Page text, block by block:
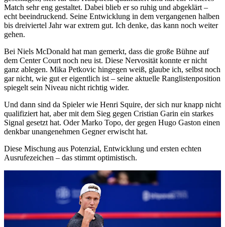
Match sehr eng gestaltet. Dabei blieb er so ruhig und abgeklärt –
echt beeindruckend. Seine Entwicklung in dem vergangenen halben
bis dreiviertel Jahr war extrem gut. Ich denke, das kann noch weiter
gehen.
Bei Niels McDonald hat man gemerkt, dass die große Bühne auf
dem Center Court noch neu ist. Diese Nervosität konnte er nicht
ganz ablegen. Mika Petkovic hingegen weiß, glaube ich, selbst noch
gar nicht, wie gut er eigentlich ist – seine aktuelle Ranglistenposition
spiegelt sein Niveau nicht richtig wider.
Und dann sind da Spieler wie Henri Squire, der sich nur knapp nicht
qualifiziert hat, aber mit dem Sieg gegen Cristian Garin ein starkes
Signal gesetzt hat. Oder Marko Topo, der gegen Hugo Gaston einen
denkbar unangenehmen Gegner erwischt hat.
Diese Mischung aus Potenzial, Entwicklung und ersten echten
Ausrufezeichen – das stimmt optimistisch.